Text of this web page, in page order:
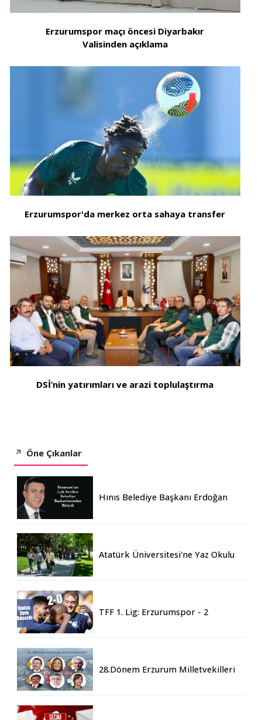
Erzurumspor maçı öncesi Diyarbakır
Valisinden açıklama
Erzurumspor'da merkez orta sahaya transfer
DSİ’nin yatırımları ve arazi toplulaştırma
Öne Çıkanlar
Hınıs Belediye Başkanı Erdoğan
Atatürk Üniversitesi'ne Yaz Okulu
TFF 1. Lig: Erzurumspor - 2
28.Dönem Erzurum Milletvekilleri